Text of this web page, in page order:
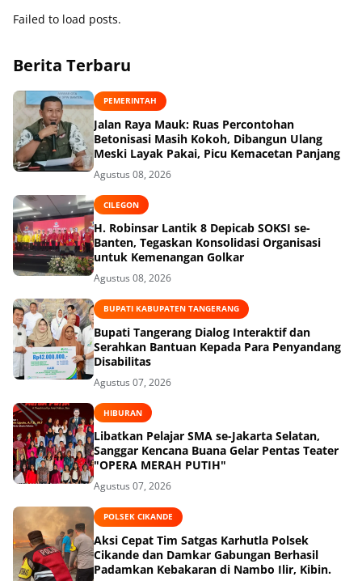
Failed to load posts.
Berita Terbaru
PEMERINTAH
Jalan Raya Mauk: Ruas Percontohan
Betonisasi Masih Kokoh, Dibangun Ulang
Meski Layak Pakai, Picu Kemacetan Panjang
Agustus 08, 2026
CILEGON
H. Robinsar Lantik 8 Depicab SOKSI se-
Banten, Tegaskan Konsolidasi Organisasi
untuk Kemenangan Golkar
Agustus 08, 2026
BUPATI KABUPATEN TANGERANG
Bupati Tangerang Dialog Interaktif dan
Serahkan Bantuan Kepada Para Penyandang
Disabilitas
Agustus 07, 2026
HIBURAN
Libatkan Pelajar SMA se-Jakarta Selatan,
Sanggar Kencana Buana Gelar Pentas Teater
"OPERA MERAH PUTIH"
Agustus 07, 2026
POLSEK CIKANDE
Aksi Cepat Tim Satgas Karhutla Polsek
Cikande dan Damkar Gabungan Berhasil
Padamkan Kebakaran di Nambo Ilir, Kibin.